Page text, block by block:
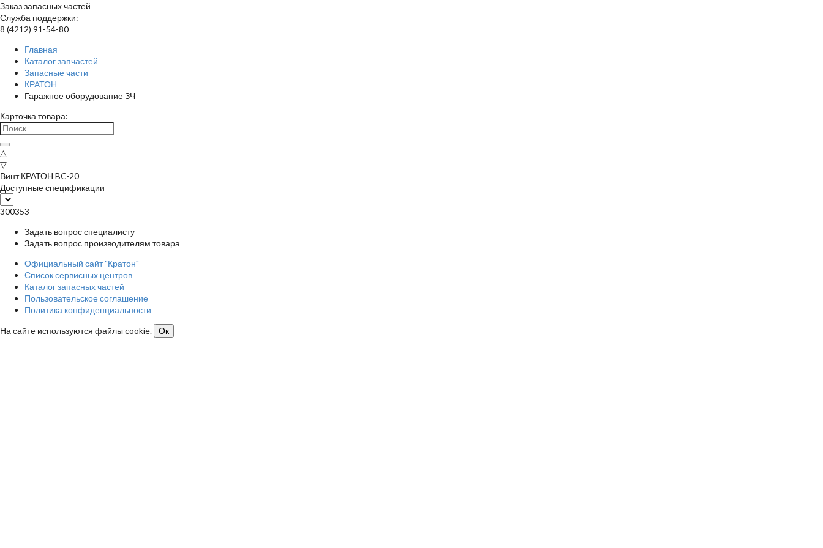
Заказ запасных частей
Служба поддержки:
8 (4212) 91-54-80
Главная
Каталог запчастей
Запасные части
КРАТОН
Гаражное оборудование ЗЧ
Карточка товара:
△
▽
Винт КРАТОН BC-20
Доступные спецификации
300353
Задать вопрос специалисту
Задать вопрос производителям товара
Официальный сайт "Кратон"
Список сервисных центров
Каталог запасных частей
Пользовательское соглашение
Политика конфиденциальности
На сайте используются файлы cookie.
Ок